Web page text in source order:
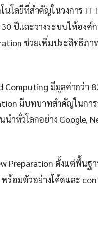
นโลยีที่สำคัญในวงการ
ปีและวางระบบให้องค์
ช่วยเพิ่มประสิทธิภ
Computing มีมูลค่ากว่า
มีบทบาทสำคัญในกา
ำทั่วโลกอย่าง Google,
Preparation ตั้งแต่พื้นฐ
ร้อมตัวอย่างโค้ดและ